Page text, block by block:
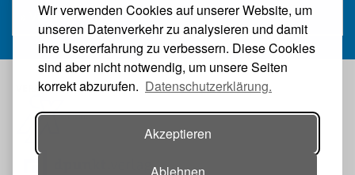
Wir verwenden Cookies auf unserer Website, um
unseren Datenverkehr zu analysieren und damit
ihre Usererfahrung zu verbessern. Diese Cookies
sind aber nicht notwendig, um unsere Seiten
korrekt abzurufen. Datenschutzerklärung.
Akzeptieren
» Vertrag widerrufen
VERANSTALTER: